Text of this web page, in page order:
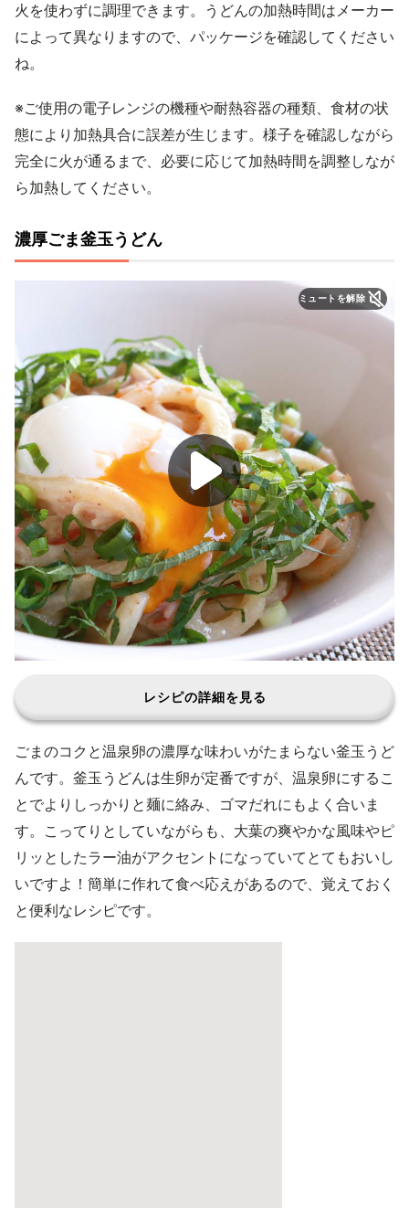
火を使わずに調理できます。うどんの加熱時間はメーカー
によって異なりますので、パッケージを確認してください
ね。
※ご使用の電子レンジの機種や耐熱容器の種類、食材の状
態により加熱具合に誤差が生じます。様子を確認しながら
完全に火が通るまで、必要に応じて加熱時間を調整しなが
ら加熱してください。
濃厚ごま釜玉うどん
ミュートを解除
レシピの詳細を見る
ごまのコクと温泉卵の濃厚な味わいがたまらない釜玉うど
んです。釜玉うどんは生卵が定番ですが、温泉卵にするこ
とでよりしっかりと麺に絡み、ゴマだれにもよく合いま
す。こってりとしていながらも、大葉の爽やかな風味やピ
リッとしたラー油がアクセントになっていてとてもおいし
いですよ！簡単に作れて食べ応えがあるので、覚えておく
と便利なレシピです。